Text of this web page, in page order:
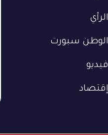
الرأي
الوطن سبورت
فيديو
إقتصاد